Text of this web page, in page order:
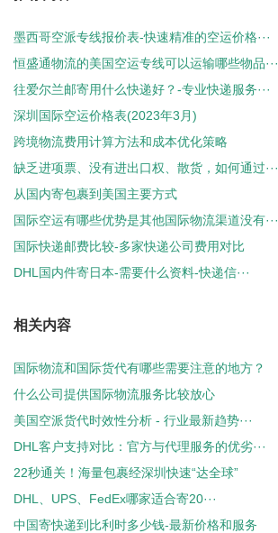
墨西哥空派专线报价表-快速精准的空运价格···
恒盛通物流的美国空运专线可以运输哪些物品···
往爱尔兰邮寄用什么快递好？-专业快递服务···
深圳国际空运价格表(2023年3月)
跨境物流费用计算方法和成本优化策略
缺乏进项票、没有进出口权、散货，如何通过···
从国内寄包裹到美国主要方式
国际空运有哪些优势是其他国际物流渠道没有···
国际快递邮费比较-多家快递公司费用对比
DHL国内件寄日本-需要什么资料-快递信···
相关内容
国际物流和国际货代有哪些需要注意的地方？
什么公司提供国际物流服务比较放心
美国空派货代时效性分析 - 行业最新趋势···
DHL客户支持对比：官方与代理服务的优劣···
22秒通关！海量包裹经深圳快速“达全球”
DHL、UPS、FedEx哪家适合寄20···
中国寄快递到比利时多少钱-最新价格和服务